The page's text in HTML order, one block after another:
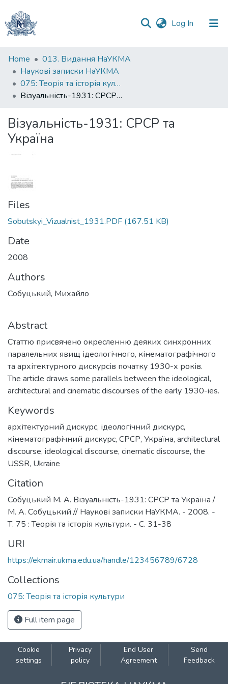
Log In (current)
Communities
&
Collections
All of DSpace
Statistics
Home
013. Видання НаУКМА
Наукові записки НаУКМА
075: Теорія та історія культури
Візуальність-1931: СРСР та Україна
Візуальність-1931: СРСР та
Україна
Files
Sobutskyi_Vizualnist_1931.PDF (167.51 KB)
Date
2008
Authors
Собуцький, Михайло
Abstract
Статтю присвячено окресленню деяких синхронних
паралельних явищ ідеологічного, кінематографічного
та архітектурного дискурсів початку 1930-х років.
The article draws some parallels between the ideological,
architectural and cinematic discourses of the early 1930-ies.
Keywords
архітектурний дискурс, ідеологічний дискурс,
кінематографічний дискурс, СРСР, Україна, architectural
discourse, ideological discourse, cinematic discourse, the
USSR, Ukraine
Citation
Собуцький М. А. Візуальність-1931: СРСР та Україна /
М. А. Собуцький // Наукові записки НаУКМА. - 2008. -
Т. 75 : Теорія та історія культури. - С. 31-38
URI
https://ekmair.ukma.edu.ua/handle/123456789/6728
Collections
075: Теорія та історія культури
Full item page
Cookie
settings
Privacy
policy
End User
Agreement
Send
Feedback